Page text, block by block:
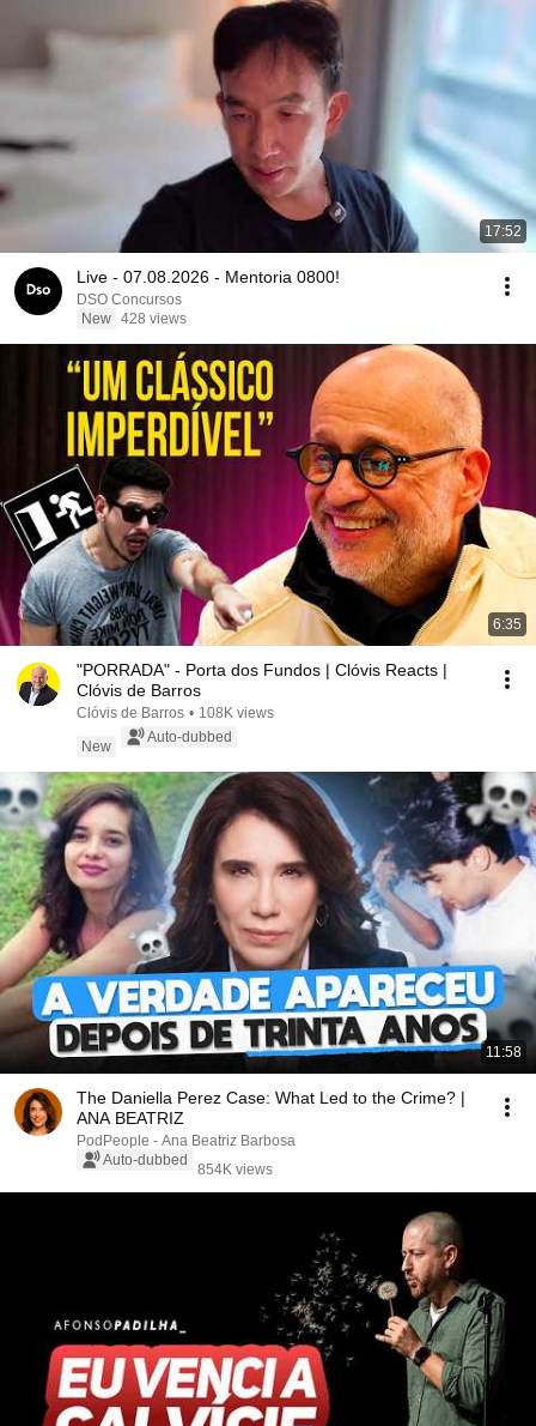
17:52
Live - 07.08.2026 - Mentoria 0800!
DSO Concursos
New 428 views
6:35
"PORRADA" - Porta dos Fundos | Clóvis Reacts |
Clóvis de Barros
Clóvis de Barros • 108K views
New
Auto-dubbed
11:58
The Daniella Perez Case: What Led to the Crime? |
ANA BEATRIZ
PodPeople - Ana Beatriz Barbosa
Auto-dubbed
854K views